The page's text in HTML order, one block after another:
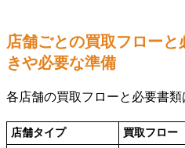
店舗ごとの買取フロー
きや必要な準備
各店舗の買取フローと必要書類
店舗タイプ 買取フロー